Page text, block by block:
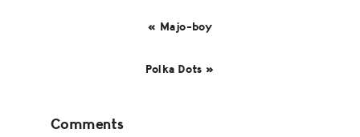
« Majo-boy
Polka Dots »
Interactions
Comments